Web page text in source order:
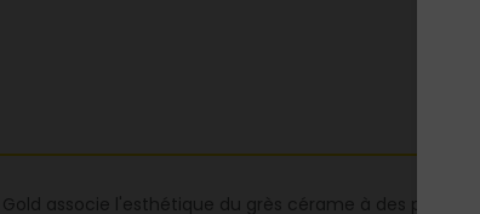
associe l'esthétique du grès cérame à des